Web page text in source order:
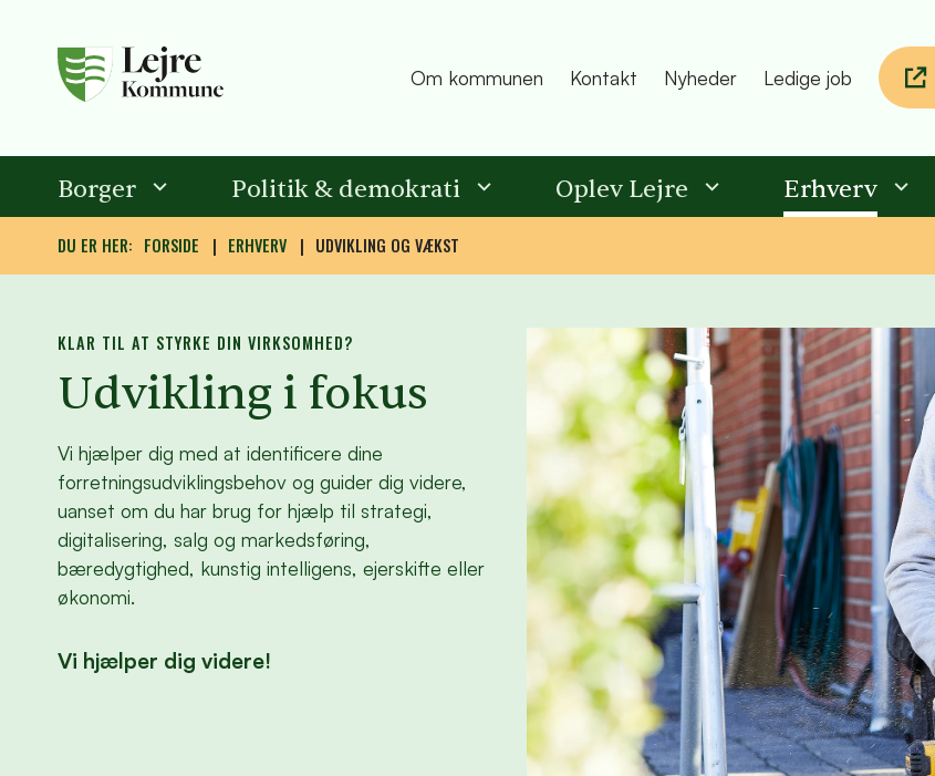
Om kommunen Kontakt Nyheder Ledige job
Borger Politik & demokrati Oplev Lejre Erhverv
DU ER HER: FORSIDE ERHVERV UDVIKLING OG VÆKST
KLAR TIL AT STYRKE DIN VIRKSOMHED?
Udvikling i fokus
Vi hjælper dig med at identificere dine
forretningsudviklingsbehov og guider dig videre,
uanset om du har brug for hjælp til strategi,
digitalisering, salg og markedsføring,
bæredygtighed, kunstig intelligens, ejerskifte eller
økonomi.
Vi hjælper dig videre!